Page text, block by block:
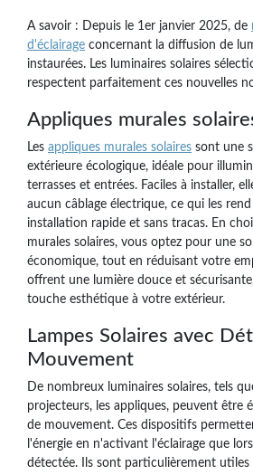
A savoir : Depuis le 1er janvier 2025, de
d'éclairage concernant la diffusion de
instaurées. Les luminaires solaires
respectent parfaitement ces nouvelles
Appliques murales
Les appliques murales solaires sont une
extérieure écologique, idéale pour
terrasses et entrées. Faciles à installer,
aucun câblage électrique, ce qui les
installation rapide et sans tracas. En
murales solaires, vous optez pour une
économique, tout en réduisant votre
offrent une lumière douce et
touche esthétique à votre extérieur.
Lampes Solaires avec
Mouvement
De nombreux luminaires solaires, tels
projecteurs, les appliques, peuvent être
de mouvement. Ces dispositifs
l'énergie en n'activant l'éclairage que
détectée. Ils sont particulièrement utiles